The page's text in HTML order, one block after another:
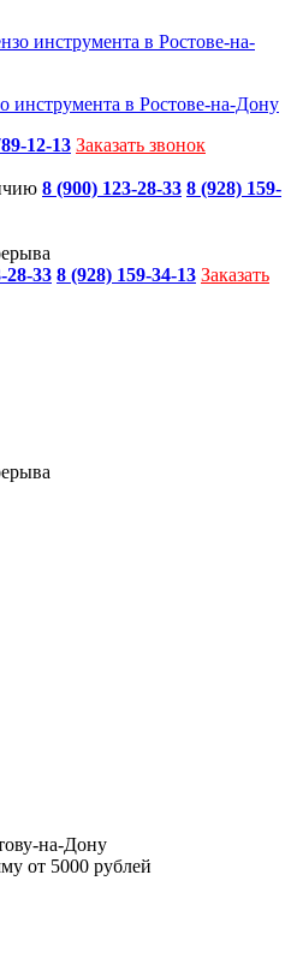
инструмента в Ростове-на-Дону
12-13 Заказать звонок
8 (900) 123-28-33 8 (928) 159-
28-33 8 (928) 159-34-13 Заказать
на-Дону
от 5000 рублей